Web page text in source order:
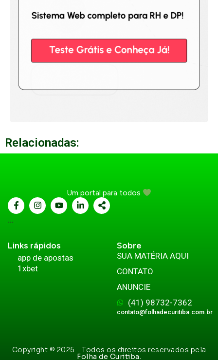
Relacionadas:
Um portal para todos
...
Links rápidos
app de apostas
1xbet
Sobre
SUA MATÉRIA AQUI
CONTATO
ANUNCIE
(41) 98732-7362
contato@folhadecuritiba.com.br
Copyright © 2025 - Todos os direitos reservados pela
Folha de Curitiba.